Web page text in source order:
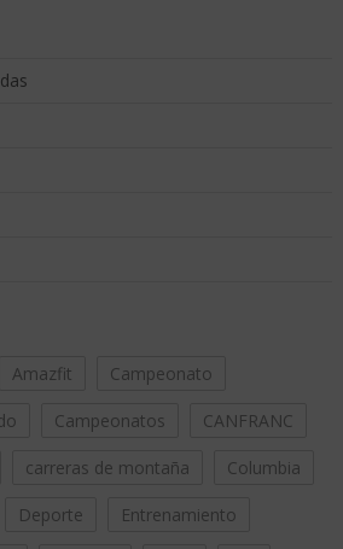
Amazfit Campeonato
Campeonatos CANFRANC
carreras de montaña Columbia
Deporte Entrenamiento